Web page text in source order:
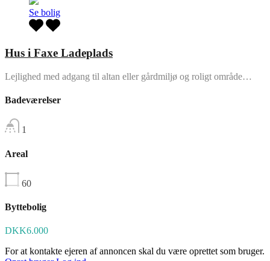
Se bolig
Hus i Faxe Ladeplads
Lejlighed med adgang til altan eller gårdmiljø og roligt område…
Badeværelser
1
Areal
60
Byttebolig
DKK6.000
For at kontakte ejeren af annoncen skal du være oprettet som bruger.